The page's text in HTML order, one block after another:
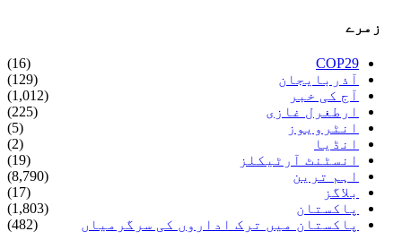
زمرے
COP29
(16)
آذربایجان
(129)
آج کی خبر
(1,012)
ارطغرل غازی
(225)
انٹرویوز
(5)
انڈیا
(2)
انسٹنٹ آرٹیکلز
(19)
اہم ترین
(8,790)
بلاگز
(17)
پاکستان
(1,803)
پاکستان میں ترک اداروں کی سرگرمیاں
(482)